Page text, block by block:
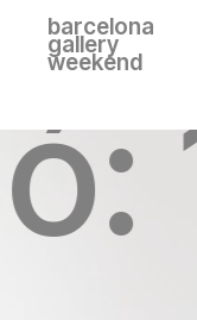
barcelona
gallery
weekend